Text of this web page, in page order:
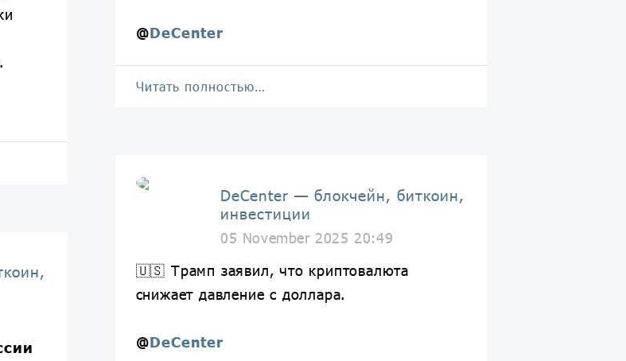
@DeCenter
Читать полностью…
DeCenter — блокчейн, биткоин,
инвестиции
05 November 2025 20:49
🇺🇸 Трамп заявил, что криптовалюта
снижает давление с доллара.
@DeCenter